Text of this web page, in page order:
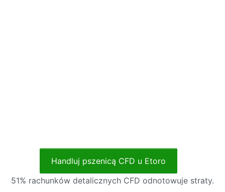
Handluj pszenicą CFD u Etoro
51% rachunków detalicznych CFD odnotowuje straty.